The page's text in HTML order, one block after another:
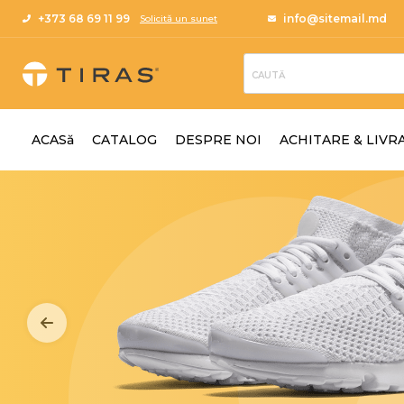
+373 68 69 11 99 Solicită un sunet info@sitemail.md
ACASă CATALOG DESPRE NOI ACHITARE &
CATALOG
BLOG
CONTACTE